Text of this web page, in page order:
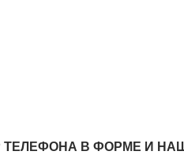
ТЕЛЕФОНА В ФОРМЕ И